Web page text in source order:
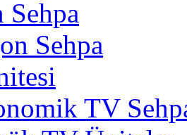
Sehpa
Sehpa
TV